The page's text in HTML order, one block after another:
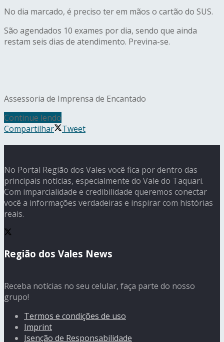
No dia marcado, é preciso ter em mãos o cartão do SUS.
São agendados 10 exames por dia, sendo que ainda
restam seis dias de atendimento. Previna-se.
Assessoria de Imprensa de Encantado
Continue lendo
Compartilhar
Tweet
No Portal Região dos Vales você fica por dentro das
principais notícias, especialmente do Vale do Taquari.
Com imparcialidade e credibilidade queremos conectar
você a informações verdadeiras e inspirar com histórias
reais.
Região dos Vales News
Receba notícias no seu celular, faça parte do nosso
grupo!
Termos e condições de uso
Imprint
Isenção de Responsabilidade